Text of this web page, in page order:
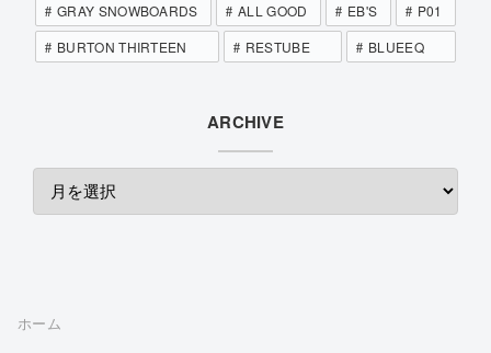
GRAY SNOWBOARDS
ALL GOOD EB'S
P01
BURTON THIRTEEN
RESTUBE BLUEEQ
ARCHIVE
ホーム